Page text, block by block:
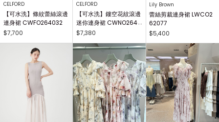
CELFORD
【可水洗】條紋蕾絲滾邊
連身裙 CWFO264032
$7,700
CELFORD
【可水洗】鏤空花紋滾邊
迷你連身裙 CWNO2640
34
$7,380
Lily Brown
蕾絲剪裁連身裙 LWCO2
62077
$5,400